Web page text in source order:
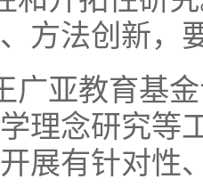
方法创新，
广亚教育基
理念研究等
展有针对性